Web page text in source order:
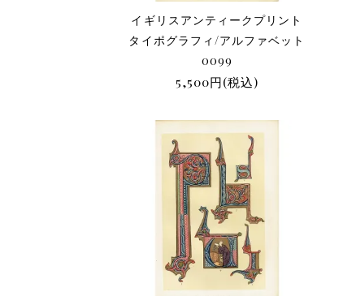
イギリスアンティークプリント
タイポグラフィ/アルファベット
0099
5,500円(税込)